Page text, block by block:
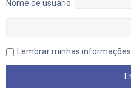
Nome de usuário:
Lembrar minhas informações